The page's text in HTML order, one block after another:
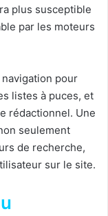
plus susceptible
par les moteurs
pour
listes à puces, et
rédactionnel. Une
seulement
de recherche,
sur le site.